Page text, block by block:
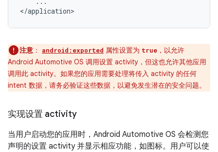
注意 ： android:exported 属性设置为 true ，以允许
Android Automotive OS 调用设置 activity，但这也允许其他应用
调用此 activity。如果您的应用需要处理将传入 activity 的任何
intent 数据，请务必验证这些数据，以避免发生潜在的安全问题。
实现设置 activity
当用户启动您的应用时，Android Automotive OS 会检测您
声明的设置 activity 并显示相应功能，如图标。用户可以使